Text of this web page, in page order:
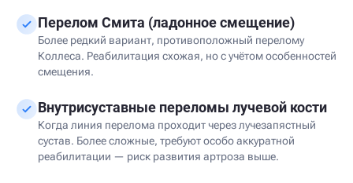
Перелом Смита (ладонное смещение)
Более редкий вариант, противоположный перелому
Коллеса. Реабилитация схожая, но с учётом особенностей
смещения.
Внутрисуставные переломы лучевой кости
Когда линия перелома проходит через лучезапястный
сустав. Более сложные, требуют особо аккуратной
реабилитации — риск развития артроза выше.